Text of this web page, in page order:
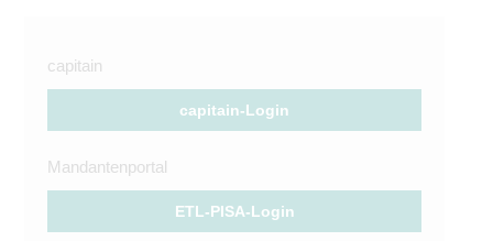
capitain
capitain-Login
Mandantenportal
ETL-PISA-Login